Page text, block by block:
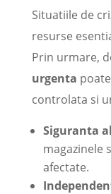
Situatiile de
resurse
Prin urmare,
urgenta
controlata si
Siguranta
magazinele
afectate.